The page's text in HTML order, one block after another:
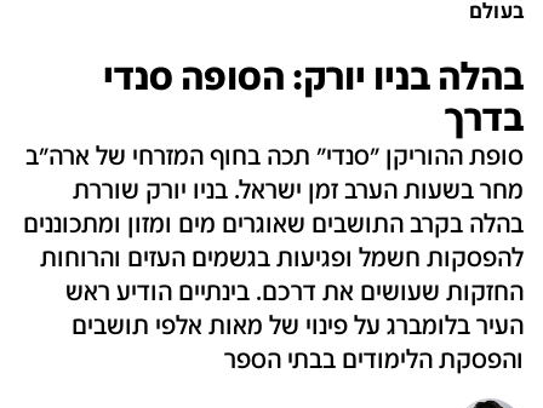
בעולם
בהלה בניו יורק: הסופה סנדי
בדרך
סופת ההוריקן "סנדי" תכה בחוף המזרחי של ארה"ב
מחר בשעות הערב זמן ישראל. בניו יורק שוררת
בהלה בקרב התושבים שאוגרים מים ומזון ומתכוננים
להפסקות חשמל ופגיעות בגשמים העזים והרוחות
החזקות שעושים את דרכם. בינתיים הודיע ראש
העיר בלומברג על פינוי של מאות אלפי תושבים
והפסקת הלימודים בבתי הספר